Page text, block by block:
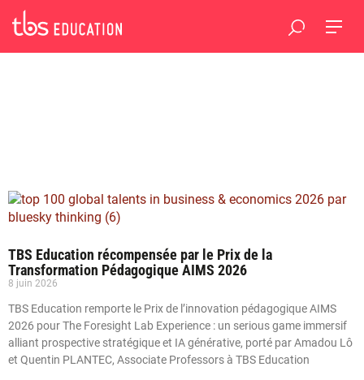
TBS Education récompensée par le Prix de la
Transformation Pédagogique AIMS 2026
8 juin 2026
TBS Education remporte le Prix de l’innovation pédagogique AIMS
2026 pour The Foresight Lab Experience : un serious game immersif
alliant prospective stratégique et IA générative, porté par Amadou Lô
et Quentin PLANTEC, Associate Professors à TBS Education